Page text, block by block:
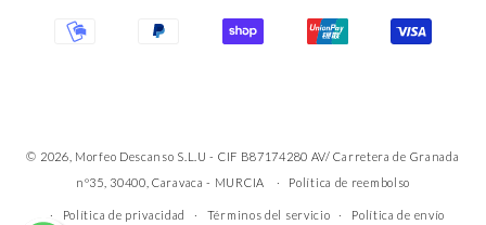
© 2026, Morfeo Descanso S.L.U - CIF B87174280 AV/ Carretera de Granada
nº35, 30400, Caravaca - MURCIA
Política de reembolso
Política de privacidad Términos del servicio Política de envío